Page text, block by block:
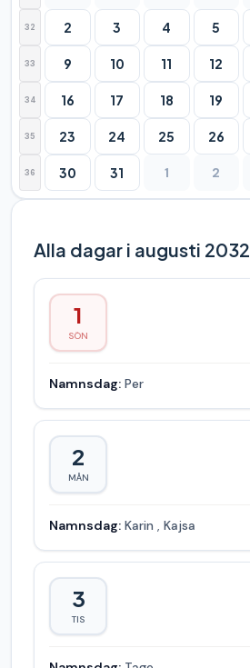
32 2 3 4 5
33 9 10 11 12
34 16 17 18 19
35 23 24 25 26
36 30 31 1 2
Alla dagar i augusti 2032
1
SÖN
Namnsdag: Per
2
MÅN
Namnsdag: Karin , Kajsa
3
TIS